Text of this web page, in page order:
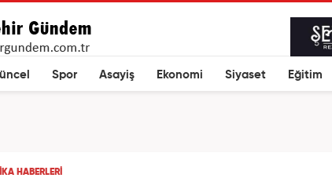
Spor Asayiş Ekonomi Siyaset Eğitim
HABERLERI